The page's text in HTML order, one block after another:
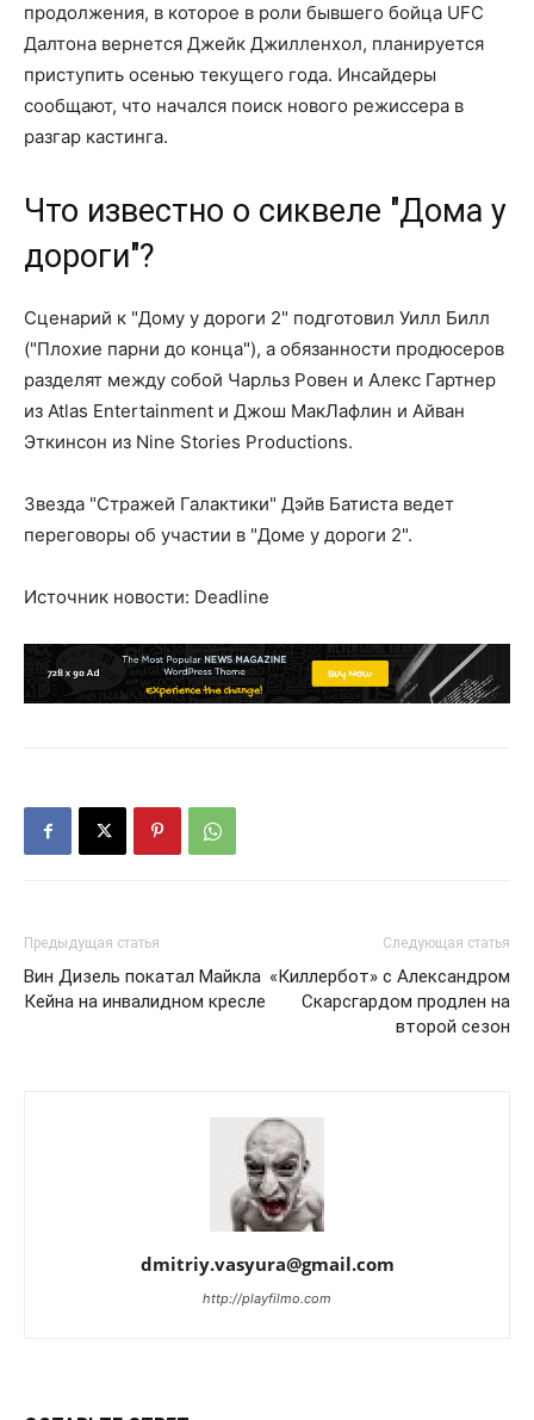
продолжения, в которое в роли бывшего бойца UFC
Далтона вернется Джейк Джилленхол, планируется
приступить осенью текущего года. Инсайдеры
сообщают, что начался поиск нового режиссера в
разгар кастинга.
Что известно о сиквеле "Дома у
дороги"?
Сценарий к "Дому у дороги 2" подготовил Уилл Билл
("Плохие парни до конца"), а обязанности продюсеров
разделят между собой Чарльз Ровен и Алекс Гартнер
из Atlas Entertainment и Джош МакЛафлин и Айван
Эткинсон из Nine Stories Productions.
Звезда "Стражей Галактики" Дэйв Батиста ведет
переговоры об участии в "Доме у дороги 2".
Источник новости: Deadline
Предыдущая статья
Вин Дизель покатал Майкла
Кейна на инвалидном кресле
Следующая статья
«Киллербот» с Александром
Скарсгардом продлен на
второй сезон
dmitriy.vasyura@gmail.com
http://playfilmo.com